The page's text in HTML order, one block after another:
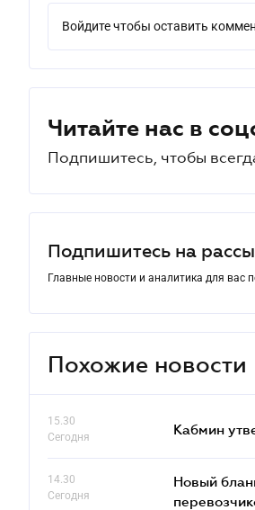
Войдите чтобы оставить
Читайте нас в
Подпишитесь, чтобы
Подпишитесь на
Главные новости и аналитика для вас
Похожие новости
15.30
Сегодня
Кабмин
14.30
Сегодня
Новый